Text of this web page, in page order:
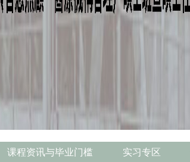
课程资讯与毕业门槛 实习专区